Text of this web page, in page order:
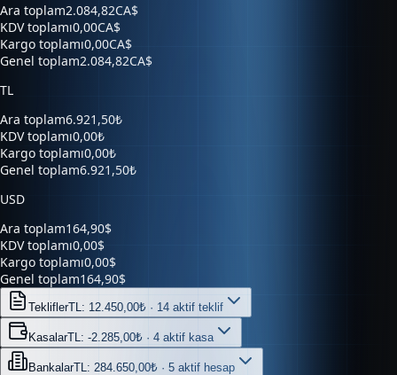
Ara toplam2.084,82CA$
KDV toplamı0,00CA$
Kargo toplamı0,00CA$
Genel toplam2.084,82CA$
TL
Ara toplam6.921,50₺
KDV toplamı0,00₺
Kargo toplamı0,00₺
Genel toplam6.921,50₺
USD
Ara toplam164,90$
KDV toplamı0,00$
Kargo toplamı0,00$
Genel toplam164,90$
TekliflerTL: 12.450,00₺ · 14 aktif teklif
KasalarTL: -2.285,00₺ · 4 aktif kasa
BankalarTL: 284.650,00₺ · 5 aktif hesap